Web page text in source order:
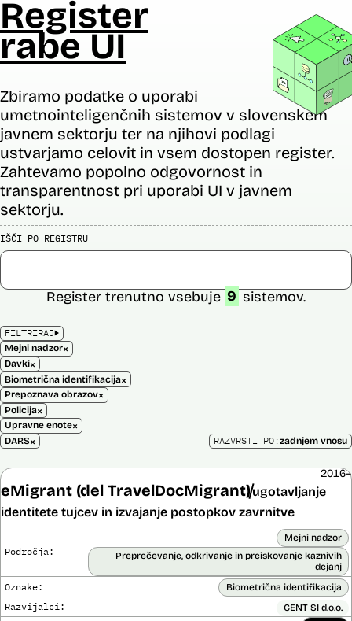
Register
rabe UI
Zbiramo podatke o uporabi
umetnointeligenčnih sistemov v slovenskem
javnem sektorju ter na njihovi podlagi
ustvarjamo celovit in vsem dostopen register.
Zahtevamo popolno odgovornost in
transparentnost pri uporabi UI v javnem
sektorju.
IŠČI PO REGISTRU
FILTRIRAJ
Mejni nadzor×
Davki×
Biometrična identifikacija×
Prepoznava obrazov×
Policija×
Upravne enote×
DARS×
Register trenutno vsebuje 9 sistemov.
RAZVRSTI PO:zadnjem vnosu
eMigrant (del TravelDocMigrant)ugotavljanje
identitete tujcev in izvajanje postopkov zavrnitve
2016–
Področja:
Mejni nadzor
Preprečevanje, odkrivanje in preiskovanje kaznivih
dejanj
Oznake: Biometrična identifikacija
Razvijalci: CENT SI d.o.o.